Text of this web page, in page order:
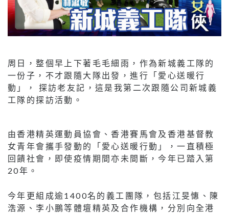
周日，整個早上下著毛毛細雨，作為新城義工隊的
一份子，不才跟隨大隊出發，進行「愛心送暖行
動」， 探訪老友記，這是我第二次跟隨公司新城義
工隊的探訪活動。
由香港精英運動員協會、香港賽馬會及香港基督教
女青年會攜手發動的「愛心送暖行動」，一直積極
回饋社會，即使疫情期間亦未間斷，今年已踏入第
20年。
今年更組成逾1400名的義工團隊，包括江旻憓、陳
浩源、李小鵬等體壇精英及合作機構，分別向全港